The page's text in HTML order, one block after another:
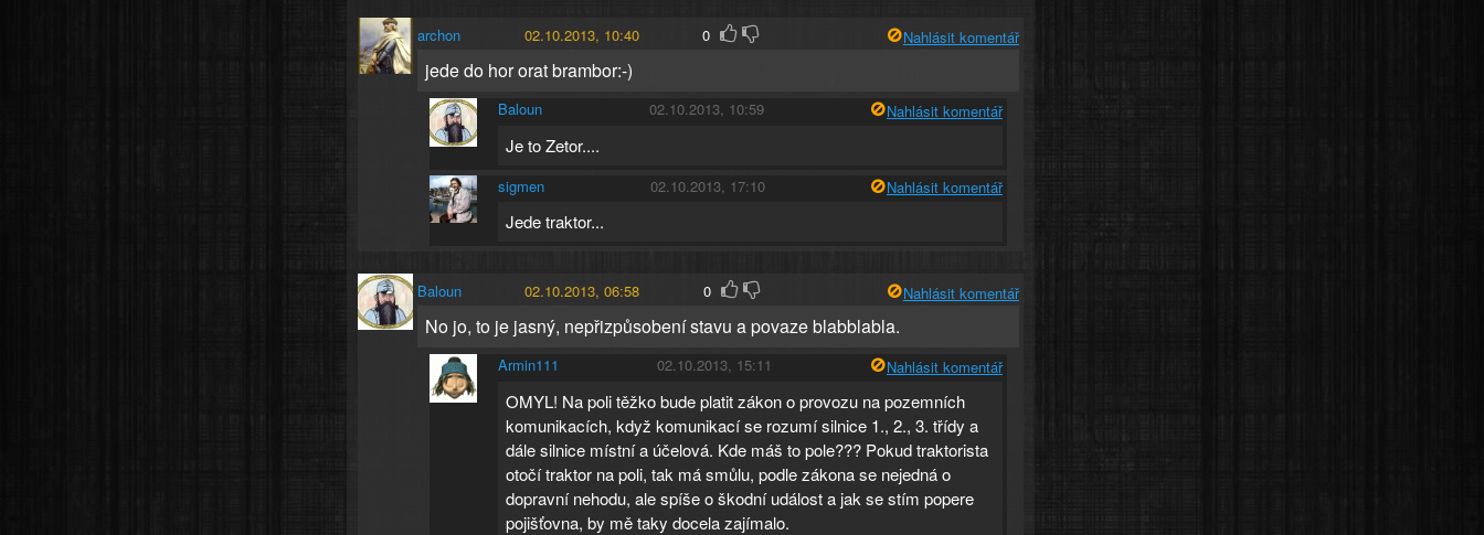
archon 02.10.2013, 10:40 0 Nahlásit komentář
jede do hor orat brambor:-)
Baloun 02.10.2013, 10:59 Nahlásit komentář
Je to Zetor....
sigmen 02.10.2013, 17:10 Nahlásit komentář
Jede traktor...
Baloun 02.10.2013, 06:58 0 Nahlásit komentář
No jo, to je jasný, nepřizpůsobení stavu a povaze blabblabla.
Armin111 02.10.2013, 15:11 Nahlásit komentář
OMYL! Na poli těžko bude platit zákon o provozu na pozemních
komunikacích, když komunikací se rozumí silnice 1., 2., 3. třídy a
dále silnice místní a účelová. Kde máš to pole??? Pokud traktorista
otočí traktor na poli, tak má smůlu, podle zákona se nejedná o
dopravní nehodu, ale spíše o škodní událost a jak se stím popere
pojišťovna, by mě taky docela zajímalo.